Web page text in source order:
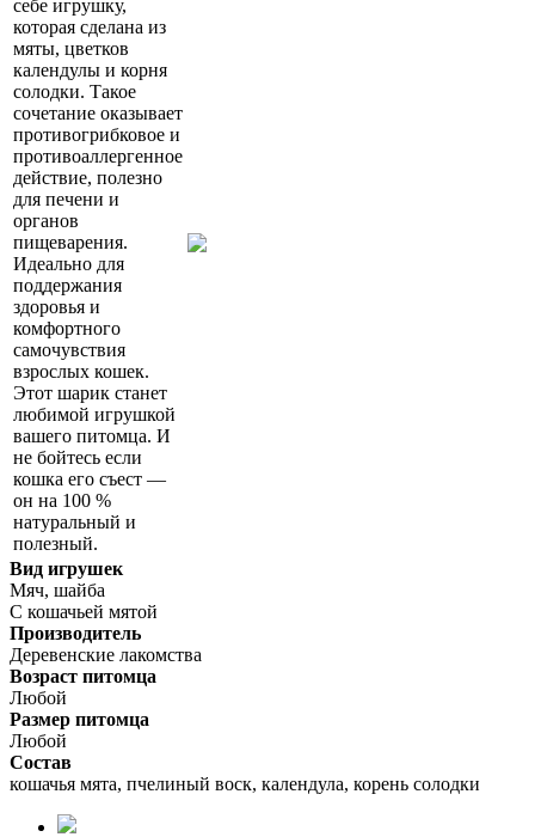
себе игрушку,
которая сделана из
мяты, цветков
календулы и корня
солодки. Такое
сочетание оказывает
противогрибковое и
противоаллергенное
действие, полезно
для печени и
органов
пищеварения.
Идеально для
поддержания
здоровья и
комфортного
самочувствия
взрослых кошек.
Этот шарик станет
любимой игрушкой
вашего питомца. И
не бойтесь если
кошка его съест —
он на 100 %
натуральный и
полезный.
Вид игрушек
Мяч, шайба
С кошачьей мятой
Производитель
Деревенские лакомства
Возраст питомца
Любой
Размер питомца
Любой
Состав
кошачья мята, пчелиный воск, календула, корень солодки